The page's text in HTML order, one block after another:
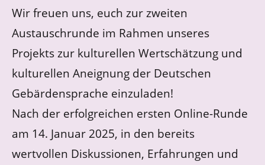
Wir freuen uns, euch zur zweiten
Austauschrunde im Rahmen unseres
Projekts zur kulturellen Wertschätzung und
kulturellen Aneignung der Deutschen
Gebärdensprache einzuladen!
Nach der erfolgreichen ersten Online-Runde
am 14. Januar 2025, in den bereits
wertvollen Diskussionen, Erfahrungen und